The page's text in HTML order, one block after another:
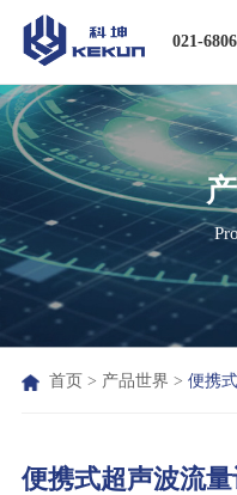
021-
首页 > 产品世界 > 便携
便携式超声波流